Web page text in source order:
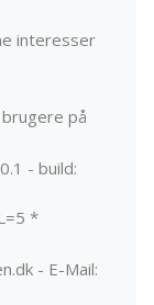
interesser
på
- build:
*
- E-Mail: